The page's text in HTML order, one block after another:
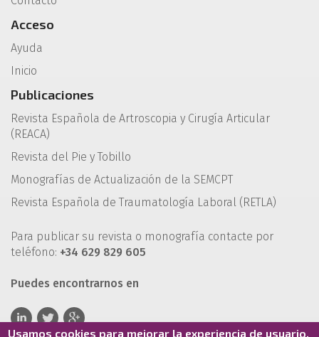
Acceso
Ayuda
Inicio
Publicaciones
Revista Española de Artroscopia y Cirugía Articular
(REACA)
Revista del Pie y Tobillo
Monografías de Actualización de la SEMCPT
Revista Española de Traumatología Laboral (RETLA)
Para publicar su revista o monografía contacte por
teléfono: +34 629 829 605
Puedes encontrarnos en
Usamos cookies para mejorar la experiencia de usuario.